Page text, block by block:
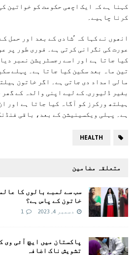
کہنا ہے کہ ایک اچھی حکومت کو خواتین
کرنا چاہیے۔
انھوں نے کہا کہ ’شادی کے بعد اور حمل
عورت کی نگرانی کرتی ہے۔ فوری طور پر
کیا جاتا ہے اور اسے رجسٹریشن نمبر
مالی امداد دی جاتی ہے۔ اگر خاتون
بغیر ڈلیوری. کے لیے اپنی والدہ کے
ہیلتھ ورکرز کو آگاہ کیا جاتا ہے اور
ہے۔ پہلی ویکسینیشن کے بعد، باقی
HEALTH
متعلقہ مضامین
سب سے لمبے بالوں کا
خاتون کے پاس ہے؟
دسمبر 4, 2023 1
پاکستان میں ایچ آئی وی
تشویش ناک اضافہ